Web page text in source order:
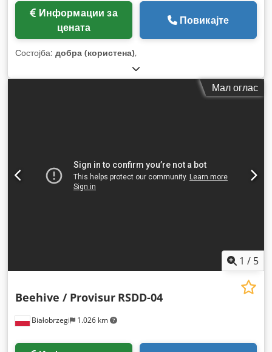
цената
Повикајте
Состојба: добра (користена),
Мал оглас
1 / 5
Białobrzegi 1.026 km
Beehive / Provisur RSDD-04